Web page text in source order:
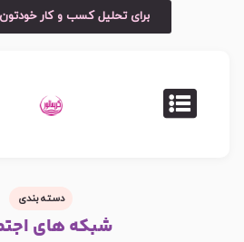
برای تحلیل کسب و کار
دسته بندی
شبکه های